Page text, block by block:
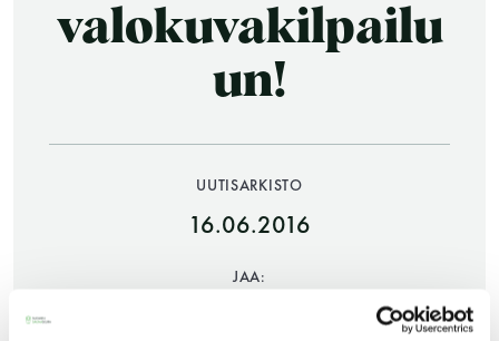
valokuvakilpailu
un!
UUTISARKISTO
16.06.2016
JAA: